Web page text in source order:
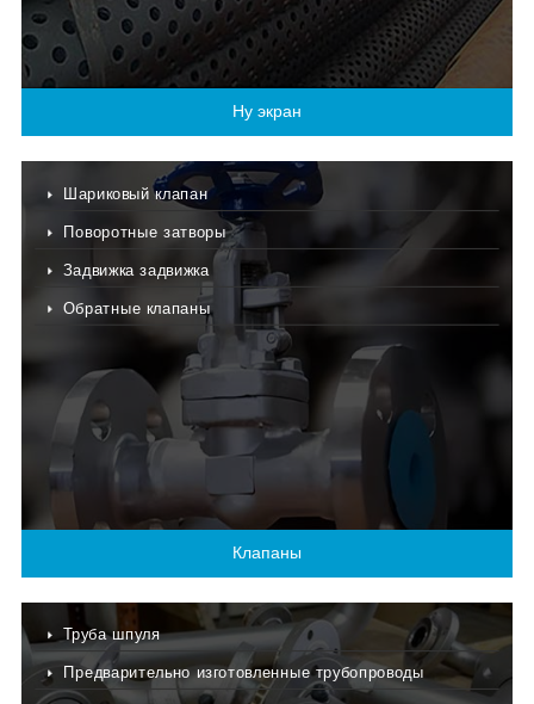
Ну экран
Шариковый клапан
Поворотные затворы
Задвижка задвижка
Обратные клапаны
Клапаны
Труба шпуля
Предварительно изготовленные трубопроводы